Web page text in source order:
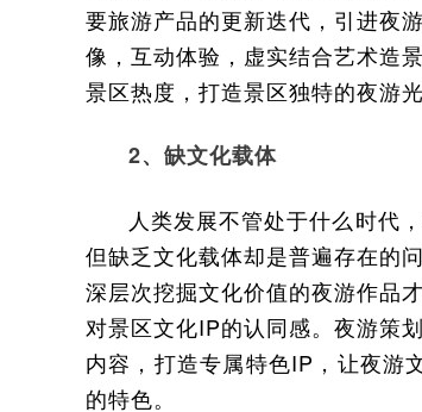
要旅游产品的更新迭代，引进夜
像，互动体验，虚实结合艺术造
景区热度，打造景区独特的夜游光
2、缺文化载体
人类发展不管处于什么时代
但缺乏文化载体却是普遍存在的
深层次挖掘文化价值的夜游作品
对景区文化IP的认同感。夜游策
内容，打造专属特色IP，让夜游
的特色。